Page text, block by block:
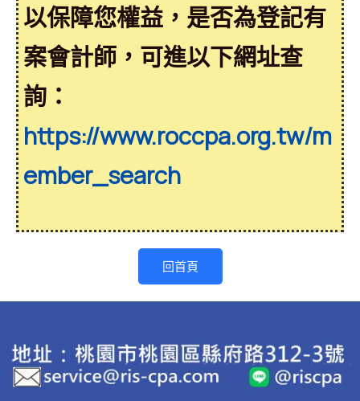
以保障您權益，是否為登記有
案會計師，可進以下網址查
詢：
https://www.roccpa.org.tw/m
ember_search
回首頁